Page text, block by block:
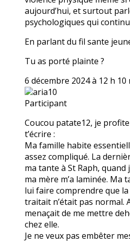
aujourd’hui, et surtout
psychologiques qui
En parlant du fil sante
Tu as porté plainte ?
6 décembre 2024 à 12 h 10
aria10
Participant
Coucou patate12, je
t’écrire :
Ma famille habite
assez compliqué. La
ma tante à St Raph,
ma mère m’a laminée. Ma
lui faire comprendre que
traitait n’était pas normal.
menaçait de me mettre
chez elle.
Je ne veux pas embêter